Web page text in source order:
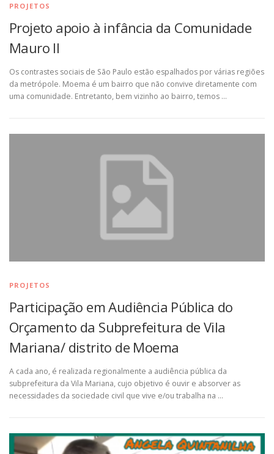
PROJETOS
Projeto apoio à infância da Comunidade
Mauro II
Os contrastes sociais de São Paulo estão espalhados por várias regiões
da metrópole. Moema é um bairro que não convive diretamente com
uma comunidade. Entretanto, bem vizinho ao bairro, temos …
PROJETOS
Participação em Audiência Pública do
Orçamento da Subprefeitura de Vila
Mariana/ distrito de Moema
A cada ano, é realizada regionalmente a audiência pública da
subprefeitura da Vila Mariana, cujo objetivo é ouvir e absorver as
necessidades da sociedade civil que vive e/ou trabalha na …